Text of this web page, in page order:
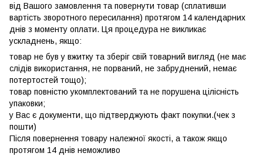
від Вашого замовлення та повернути товар (сплативши
вартість зворотного пересилання) протягом 14 календарних
днів з моменту оплати. Ця процедура не викликає
ускладнень, якщо:
товар не був у вжитку та зберіг свій товарний вигляд (не має
слідів використання, не порваний, не забруднений, немає
потертостей тощо);
товар повністю укомплектований та не порушена цілісність
упаковки;
у Вас є документи, що підтверджують факт покупки.(чек з
пошти)
Після повернення товару належної якості, а також якщо
протягом 14 днів неможливо